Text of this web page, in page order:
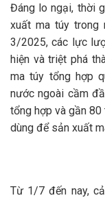
Đáng lo ngại, thời
xuất ma túy trong
3/2025, các lực
hiện và triệt phá
ma túy tổng hợp
nước ngoài cầm
tổng hợp và gần 80
dùng để sản xuất
Từ 1/7 đến nay,